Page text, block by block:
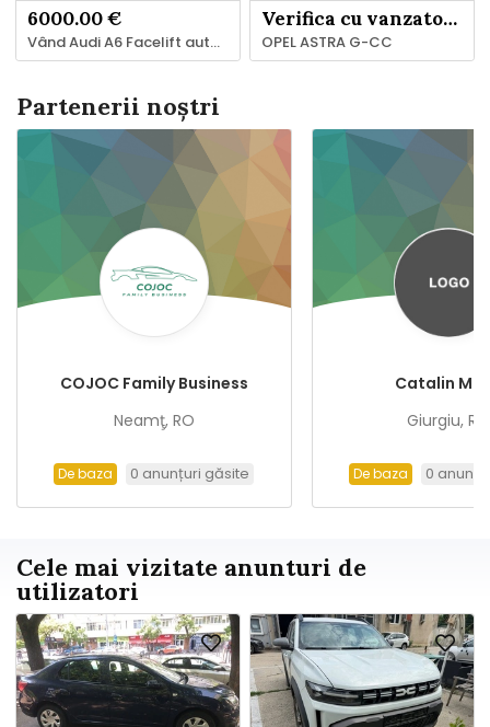
6000.00 €
Vând Audi A6 Facelift automat
Verifica cu vanzatorul
OPEL ASTRA G-CC
Partenerii noștri
COJOC Family Business
Neamţ, RO
De baza 0 anunțuri găsite
Catalin
Giurgiu, RO
De baza 0
Cele mai vizitate anunturi de
utilizatori